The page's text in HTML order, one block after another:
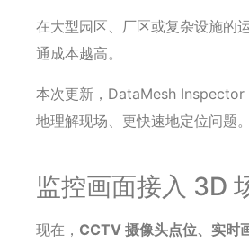
在大型园区、厂区或复杂设施的
通成本越高。
本次更新，DataMesh Inspector
地理解现场、更快速地定位问题。
监控画面接入 3D
现在， CCTV 摄像头点位、实时